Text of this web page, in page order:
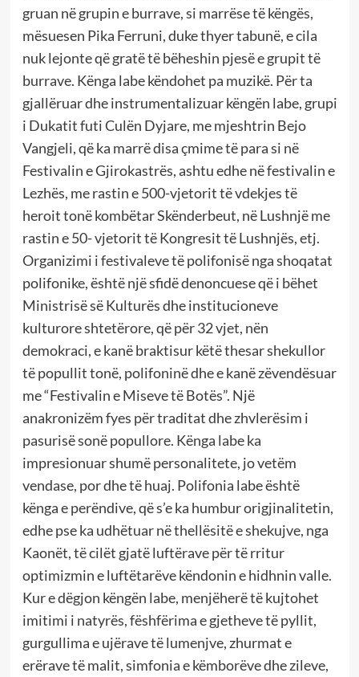
gruan në grupin e burrave, si marrëse të këngës,
mësuesen Pika Ferruni, duke thyer tabunë, e cila
nuk lejonte që gratë të bëheshin pjesë e grupit të
burrave. Kënga labe këndohet pa muzikë. Për ta
gjallëruar dhe instrumentalizuar këngën labe, grupi
i Dukatit futi Culën Dyjare, me mjeshtrin Bejo
Vangjeli, që ka marrë disa çmime të para si në
Festivalin e Gjirokastrës, ashtu edhe në festivalin e
Lezhës, me rastin e 500-vjetorit të vdekjes të
heroit tonë kombëtar Skënderbeut, në Lushnjë me
rastin e 50- vjetorit të Kongresit të Lushnjës, etj.
Organizimi i festivaleve të polifonisë nga shoqatat
polifonike, është një sfidë denoncuese që i bëhet
Ministrisë së Kulturës dhe institucioneve
kulturore shtetërore, që për 32 vjet, nën
demokraci, e kanë braktisur këtë thesar shekullor
të popullit tonë, polifoninë dhe e kanë zëvendësuar
me “Festivalin e Miseve të Botës”. Një
anakronizëm fyes për traditat dhe zhvlerësim i
pasurisë sonë popullore. Kënga labe ka
impresionuar shumë personalitete, jo vetëm
vendase, por dhe të huaj. Polifonia labe është
kënga e perëndive, që s’e ka humbur origjinalitetin,
edhe pse ka udhëtuar në thellësitë e shekujve, nga
Kaonët, të cilët gjatë luftërave për të rritur
optimizmin e luftëtarëve këndonin e hidhnin valle.
Kur e dëgjon këngën labe, menjëherë të kujtohet
imitimi i natyrës, fëshfërima e gjetheve të pyllit,
gurgullima e ujërave të lumenjve, zhurmat e
erërave të malit, simfonia e këmborëve dhe zileve,